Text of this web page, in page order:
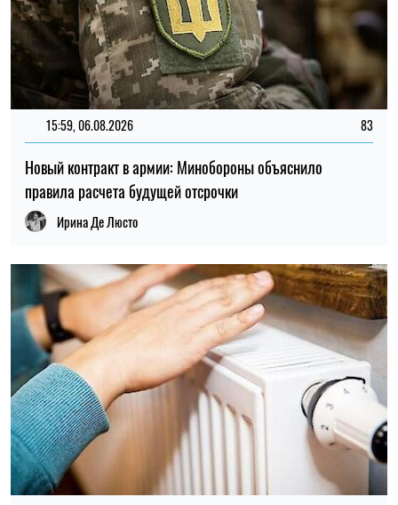
15:59, 06.08.2026 83
Новый контракт в армии: Минобороны объяснило
правила расчета будущей отсрочки
Ирина Де Люсто